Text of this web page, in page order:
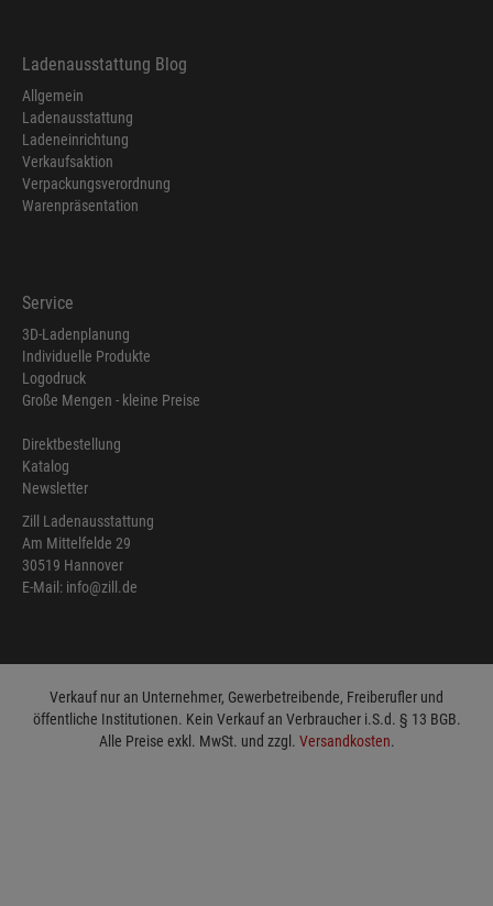
Ladenausstattung Blog
Allgemein
Ladenausstattung
Ladeneinrichtung
Verkaufsaktion
Verpackungsverordnung
Warenpräsentation
Service
3D-Ladenplanung
Individuelle Produkte
Logodruck
Große Mengen - kleine Preise
Direktbestellung
Katalog
Newsletter
Zill Ladenausstattung
Am Mittelfelde 29
30519 Hannover
E-Mail: info@zill.de
Verkauf nur an Unternehmer, Gewerbetreibende, Freiberufler und
öffentliche Institutionen. Kein Verkauf an Verbraucher i.S.d. § 13 BGB.
Alle Preise exkl. MwSt. und zzgl. Versandkosten.